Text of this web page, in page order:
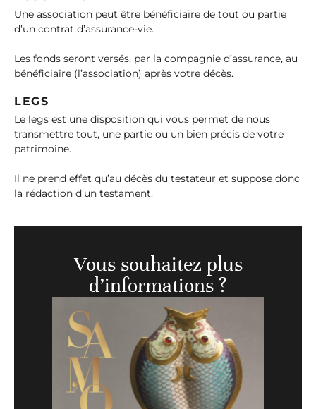
Une association peut être bénéficiaire de tout ou partie
d’un contrat d’assurance-vie.
Les fonds seront versés, par la compagnie d’assurance, au
bénéficiaire (l’association) après votre décès.
LEGS
Le legs est une disposition qui vous permet de nous
transmettre tout, une partie ou un bien précis de votre
patrimoine.
Il ne prend effet qu’au décès du testateur et suppose donc
la rédaction d’un testament.
Vous souhaitez plus
d’informations ?